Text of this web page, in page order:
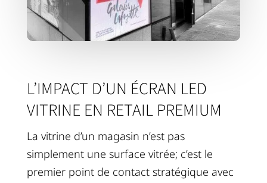
L’IMPACT D’UN ÉCRAN LED
VITRINE EN RETAIL PREMIUM
La vitrine d’un magasin n’est pas
simplement une surface vitrée; c’est le
premier point de contact stratégique avec